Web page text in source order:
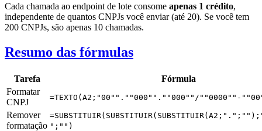
Cada chamada ao endpoint de lote consome apenas 1 crédito,
independente de quantos CNPJs você enviar (até 20). Se você tem
200 CNPJs, são apenas 10 chamadas.
Resumo das fórmulas
Tarefa
Fórmula
Formatar
CNPJ
=TEXTO(A2;"00"".""000"".""000""/""0000""-
Remover
formatação ";"")